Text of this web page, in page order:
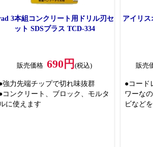
3本組コンクリート用ドリル刃セ
ット SDSプラス TCD-334
販売価格 690円 (税込)
強力先端チップで切れ味抜群
コンクリート、ブロック、モルタ
に使えます
アイリ
販売
●コード
ワーな
ビなど